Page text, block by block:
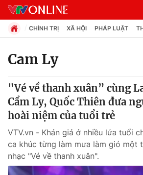
Chuyên mục
Chính trị
Pháp luật
CHÍNH TRỊ XÃ HỘI PHÁP LUẬT
Cam Ly
"Vé về thanh xuân” cùng
Cẩm Ly, Quốc Thiên đưa
hoài niệm của tuổi trẻ
VTV.vn - Khán giả ở nhiều lứa tuổi
ca khúc từng làm mưa làm gió một
nhạc "Vé về thanh xuân".